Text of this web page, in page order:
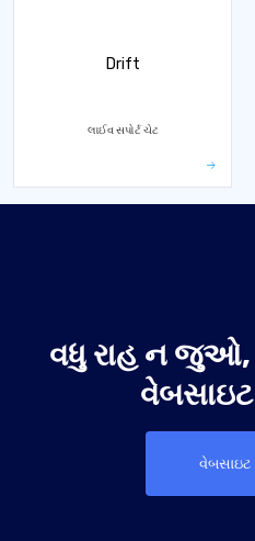
Drift
લાઈવ સપોર્ટ ચેટ
વધુ રાહ ન
વેબસાઇટ
વેબસાઇટ